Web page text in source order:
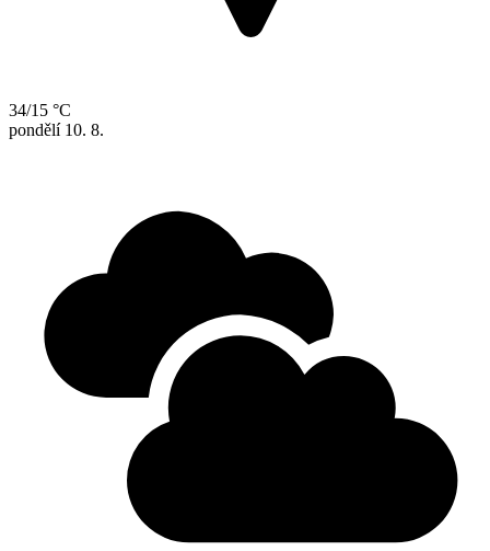
34/15 °C
pondělí 10. 8.